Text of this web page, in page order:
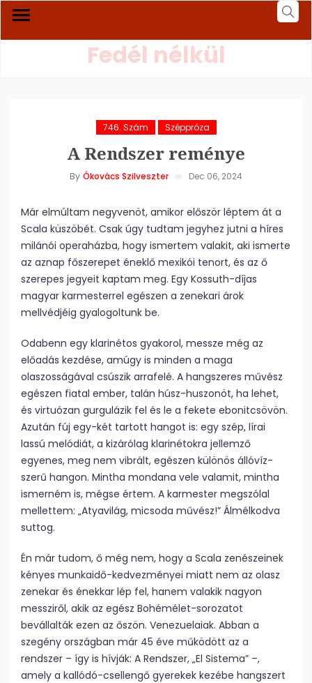
Fedél nélkül
746. Szám Széppróza
A Rendszer reménye
By Ókovács Szilveszter Dec 06, 2024
Már elmúltam negyvenöt, amikor először léptem át a
Scala küszöbét. Csak úgy tudtam jegyhez jutni a híres
milánói operaházba, hogy ismertem valakit, aki ismerte
az aznap főszerepet éneklő mexikói tenort, és az ő
szerepes jegyeit kaptam meg. Egy Kossuth-díjas
magyar karmesterrel egészen a zenekari árok
mellvédjéig gyalogoltunk be.
Odabenn egy klarinétos gyakorol, messze még az
előadás kezdése, amúgy is minden a maga
olaszosságával csúszik arrafelé. A hangszeres művész
egészen fiatal ember, talán húsz-huszonöt, ha lehet,
és virtuózan gurgulázik fel és le a fekete ebonitcsövön.
Azután fúj egy-két tartott hangot is: egy szép, lírai
lassú melódiát, a kizárólag klarinétokra jellemző
egyenes, meg nem vibrált, egészen különös állóvíz-
szerű hangon. Mintha mondana vele valamit, mintha
ismerném is, mégse értem. A karmester megszólal
mellettem: „Atyavilág, micsoda művész!” Álmélkodva
suttog.
Én már tudom, ő még nem, hogy a Scala zenészeinek
kényes munkaidő-kedvezményei miatt nem az olasz
zenekar és énekkar lép fel, hanem valakik nagyon
messziről, akik az egész Bohémélet-sorozatot
bevállalták ezen az őszön. Venezuelaiak. Abban a
szegény országban már 45 éve működött az a
rendszer – így is hívják: A Rendszer, „El Sistema” –,
amely a kallódó-csellengő gyerekek kezébe hangszert